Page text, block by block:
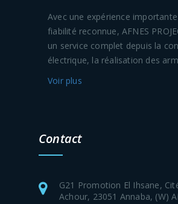
Avec une expérience
fiabilité reconnue, AFNES
un service complet depuis la
électrique, la réalisation des
Voir plus
Contact
G21 Promotion El Ihsane,
Achour, 23051 Annaba, (W)